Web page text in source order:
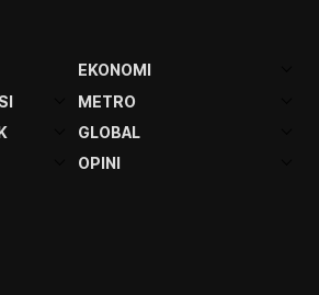
EKONOMI
METRO
GLOBAL
OPINI